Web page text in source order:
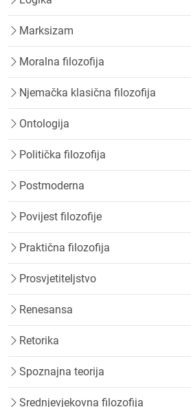
Marksizam
Moralna filozofija
Njemačka klasična filozofija
Ontologija
Politička filozofija
Postmoderna
Povijest filozofije
Praktična filozofija
Prosvjetiteljstvo
Renesansa
Retorika
Spoznajna teorija
Srednjevjekovna filozofija